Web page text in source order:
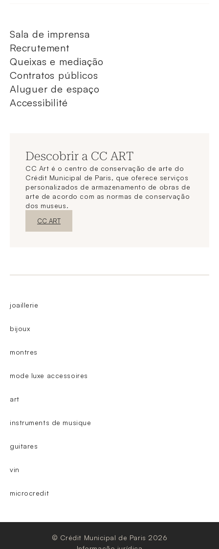
Sala de imprensa
Recrutement
Queixas e mediação
Contratos públicos
Aluguer de espaço
Accessibilité
Descobrir a CC ART
CC Art é o centro de conservação de arte do
Crédit Municipal de Paris, que oferece serviços
personalizados de armazenamento de obras de
arte de acordo com as normas de conservação
dos museus.
Nova janelaDescubra o
CC ART
joaillerie
bijoux
montres
mode luxe accessoires
art
instruments de musique
guitares
vin
microcredit
© Crédit Municipal de Paris 2026